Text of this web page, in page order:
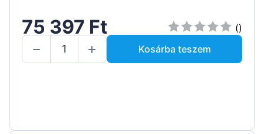
75 397 Ft
()
Kosárba teszem